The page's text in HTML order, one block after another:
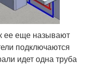
ее еще называют
подключаются
идет одна труба